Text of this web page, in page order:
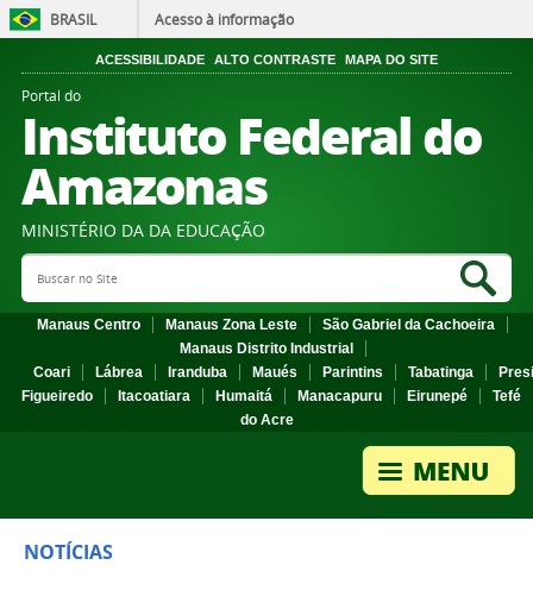
BRASIL Acesso à informação
ACESSIBILIDADE ALTO CONTRASTE MAPA DO SITE
Portal do
Instituto Federal do
Amazonas
MINISTÉRIO DA DA EDUCAÇÃO
Search Site
Manaus Centro Manaus Zona Leste
São Gabriel da Cachoeira
Manaus Distrito Industrial
Coari
Lábrea Iranduba Maués Parintins Tabatinga
Figueiredo
Itacoatiara Humaitá Manacapuru Eirunepé
Tefé
do Acre
NOTÍCIAS